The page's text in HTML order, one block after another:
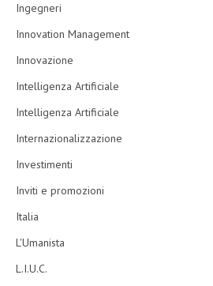
Ingegneri
Innovation Management
Innovazione
Intelligenza Artificiale
Intelligenza Artificiale
Internazionalizzazione
Investimenti
Inviti e promozioni
Italia
L'Umanista
L.I.U.C.